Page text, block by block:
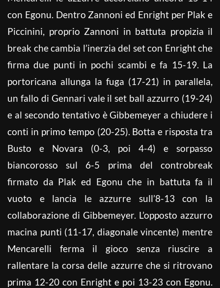
con Egonu. Dentro Zannoni ed Enright per Plak e
Piccinini, proprio Zannoni in battuta propizia il
break che cambia l’inerzia del set con Enright che
firma due punti in pochi scambi e fa 15-19. La
portoricana allunga la fuga (17-21) in parallela,
un fallo di Gennari vale il set ball azzurro (19-24)
e al secondo tentativo è Gibbemeyer a chiudere i
conti in primo tempo (20-25). Botta e risposta tra
Busto e Novara (0-3, poi 4-4) e sorpasso
biancorosso sul 6-5 prima del controbreak
firmato da Plak ed Egonu che in battuta fa il
vuoto e lancia le azzurre sull’8-13 con la
collaborazione di Gibbemeyer. L’opposto azzurro
macina punti (11-17, diagonale vincente) mentre
Mencarelli ferma il gioco senza riuscire a
rallentare la corsa delle azzurre che si ritrovano
prima 12-20 con Enright e poi 13-23 con Egonu.